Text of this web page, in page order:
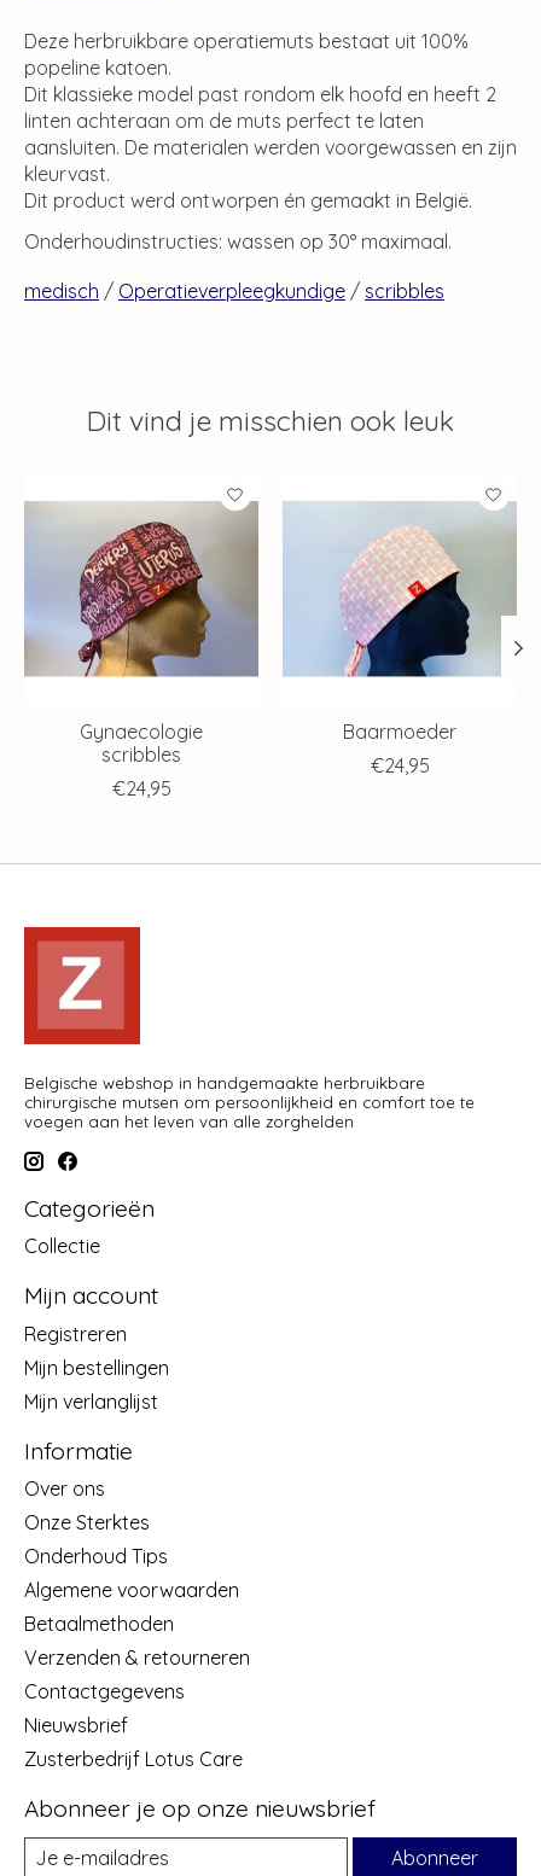
Deze herbruikbare operatiemuts bestaat uit 100%
popeline katoen.
Dit klassieke model past rondom elk hoofd en heeft 2
linten achteraan om de muts perfect te laten
aansluiten. De materialen werden voorgewassen en zijn
kleurvast.
Dit product werd ontworpen én gemaakt in België.
Onderhoudinstructies: wassen op 30° maximaal.
medisch / Operatieverpleegkundige / scribbles
Dit vind je misschien ook leuk
Items van productcarrousel
Gynaecologie
scribbles
€24,95
Baarmoeder
€24,95
Belgische webshop in handgemaakte herbruikbare
chirurgische mutsen om persoonlijkheid en comfort toe te
voegen aan het leven van alle zorghelden
Categorieën
Collectie
Mijn account
Registreren
Mijn bestellingen
Mijn verlanglijst
Informatie
Over ons
Onze Sterktes
Onderhoud Tips
Algemene voorwaarden
Betaalmethoden
Verzenden & retourneren
Contactgegevens
Nieuwsbrief
Zusterbedrijf Lotus Care
Abonneer je op onze nieuwsbrief
Abonneer